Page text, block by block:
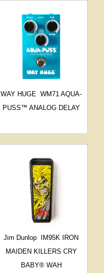
WAY HUGE
WM71 AQUA-
PUSS™ ANALOG DELAY
Jim Dunlop
IM95K IRON
MAIDEN KILLERS CRY
BABY® WAH